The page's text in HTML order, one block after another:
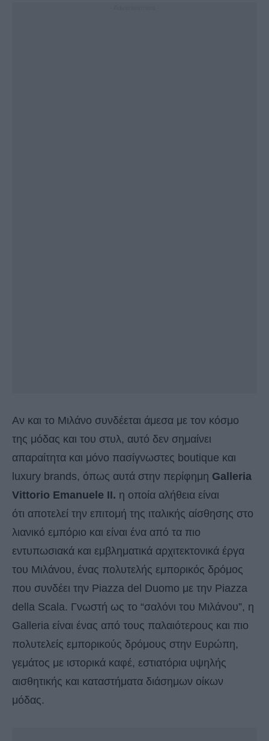
Αν και το Μιλάνο συνδέεται άμεσα με τον κόσμο
της μόδας και του στυλ, αυτό δεν σημαίνει
απαραίτητα και μόνο πασίγνωστες boutique και
luxury brands, όπως αυτά στην περίφημη Galleria
Vittorio Emanuele II. η οποία αλήθεια είναι
ότι αποτελεί την επιτομή της ιταλικής αίσθησης στο
λιανικό εμπόριο και είναι ένα από τα πιο
εντυπωσιακά και εμβληματικά αρχιτεκτονικά έργα
του Μιλάνου, ένας πολυτελής εμπορικός δρόμος
που συνδέει την Piazza del Duomo με την Piazza
della Scala. Γνωστή ως το “σαλόνι του Μιλάνου”, η
Galleria είναι ένας από τους παλαιότερους και πιο
πολυτελείς εμπορικούς δρόμους στην Ευρώπη,
γεμάτος με ιστορικά καφέ, εστιατόρια υψηλής
αισθητικής και καταστήματα διάσημων οίκων
μόδας.